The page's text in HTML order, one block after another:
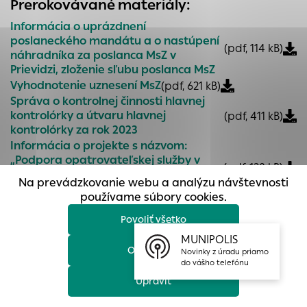
Prerokovávané materiály:
Informácia o uprázdnení
poslaneckého mandátu a o nastúpení
náhradníka za poslanca MsZ v
Prievidzi, zloženie sľubu poslanca MsZ
(pdf, 114 kB)
Vyhodnotenie uznesení MsZ(pdf, 621 kB)
Správa o kontrolnej činnosti hlavnej
kontrolórky a útvaru hlavnej
kontrolórky za rok 2023
(pdf, 411 kB)
Informácia o projekte s názvom:
„Podpora opatrovateľskej služby v
Prievidzi III“ a možnosti čerpania
finančných prostriedkov
(pdf, 128 kB)
Informácia o projekte s názvom
„Elektronabíjačky v meste Prievidza“ a
možnosti čerpania finančných
(pdf, 146 kB)
Vyúčtovanie výkonov dopravných
služieb spol. SAD Prievidza, a. s., za rok (pdf, 229 kB)
Na prevádzkovanie webu a analýzu návštevnosti
používame súbory cookies.
Povoliť všetko
Odmietnuť
Upraviť
prístup k zabezpečeným oblastiam webovej stránky. Bez
týchto súborov cookie nemôže web správne fungovať.
Analytické cookies
Analytické cookies pomáhajú prevádzkovateľovi stránok
pochopiť, ako návštevníci stránok stránku používajú, aby
mohol stránky optimalizovať a ponúknuť im lepšiu
skúsenosť. Všetky dáta sa zbierajú anonymne a nie je
možné ich spojiť s konkrétnou osobou.
Povoliť všetko
Uložiť nastavenia
Viac informácií
MUNIPOLIS
Novinky z úradu priamo
do vášho telefónu